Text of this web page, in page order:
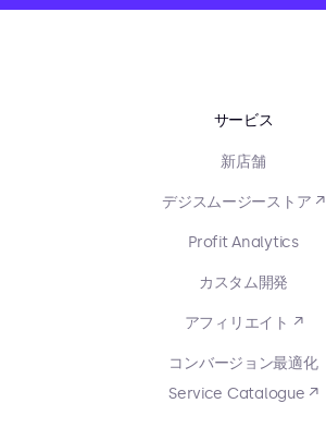
サービス
新店舗
デジスムージーストア ↗
Profit Analytics
カスタム開発
アフィリエイト ↗
コンバージョン最適化
Service Catalogue ↗